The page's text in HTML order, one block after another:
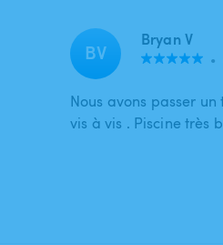
BV Bryan V
•
Nous avons passer
vis à vis . Piscine très